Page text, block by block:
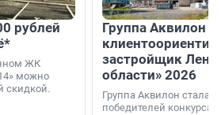
рублей
ЖК
можно
скидкой.
Группа Аквилон
застройщик
области» 2026
Группа Аквилон стала
победителей конкурса